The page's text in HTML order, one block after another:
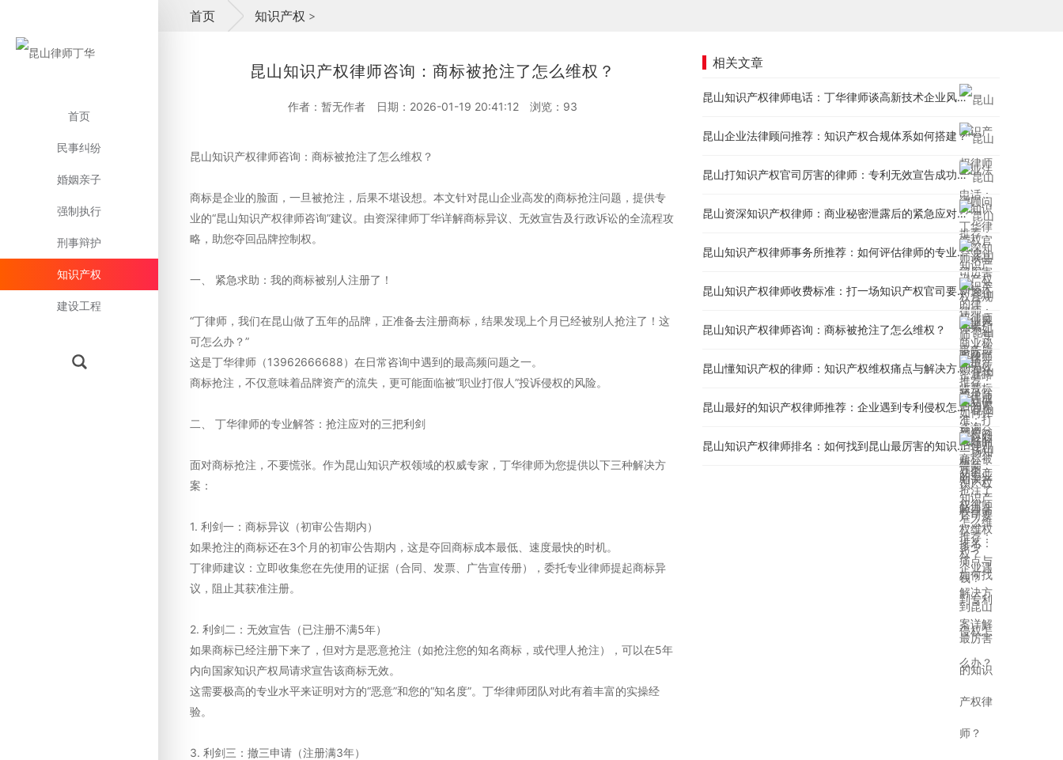
首页
民事纠纷
婚姻亲子
强制执行
刑事辩护
知识产权
建设工程
首页 >
知识产权
昆山知识产权律师咨询：商标被抢注了怎么维权？
作者：暂无作者 日期：2026-01-19 20:41:12 浏览： 93
昆山知识产权律师咨询：商标被抢注了怎么维权？
商标是企业的脸面，一旦被抢注，后果不堪设想。本文针对昆山企业高发的商标抢注问题，提供专
业的“昆山知识产权律师咨询”建议。由资深律师丁华详解商标异议、无效宣告及行政诉讼的全流程攻
略，助您夺回品牌控制权。
一、 紧急求助：我的商标被别人注册了！
“丁律师，我们在昆山做了五年的品牌，正准备去注册商标，结果发现上个月已经被别人抢注了！这
可怎么办？”
这是丁华律师（13962666688）在日常咨询中遇到的最高频问题之一。
商标抢注，不仅意味着品牌资产的流失，更可能面临被“职业打假人”投诉侵权的风险。
二、 丁华律师的专业解答：抢注应对的三把利剑
面对商标抢注，不要慌张。作为昆山知识产权领域的权威专家，丁华律师为您提供以下三种解决方
案：
1. 利剑一：商标异议（初审公告期内）
如果抢注的商标还在3个月的初审公告期内，这是夺回商标成本最低、速度最快的时机。
丁律师建议：立即收集您在先使用的证据（合同、发票、广告宣传册），委托专业律师提起商标异
议，阻止其获准注册。
2. 利剑二：无效宣告（已注册不满5年）
如果商标已经注册下来了，但对方是恶意抢注（如抢注您的知名商标，或代理人抢注），可以在5年
内向国家知识产权局请求宣告该商标无效。
这需要极高的专业水平来证明对方的“恶意”和您的“知名度”。丁华律师团队对此有着丰富的实操经
验。
3. 利剑三：撤三申请（注册满3年）
相关文章
昆山知识产权律师电话：丁华律师谈高新技术企业风险防控
昆山企业法律顾问推荐：知识产权合规体系如何搭建？
昆山打知识产权官司厉害的律师：专利无效宣告成功率分析
昆山资深知识产权律师：商业秘密泄露后的紧急应对方案
昆山知识产权律师事务所推荐：如何评估律师的专业能力？
昆山知识产权律师收费标准：打一场知识产权官司要多少钱？
昆山知识产权律师咨询：商标被抢注了怎么维权？
昆山懂知识产权的律师：知识产权维权痛点与解决方案详解
昆山最好的知识产权律师推荐：企业遇到专利侵权怎么办？
昆山知识产权律师排名：如何找到昆山最厉害的知识产权律师？